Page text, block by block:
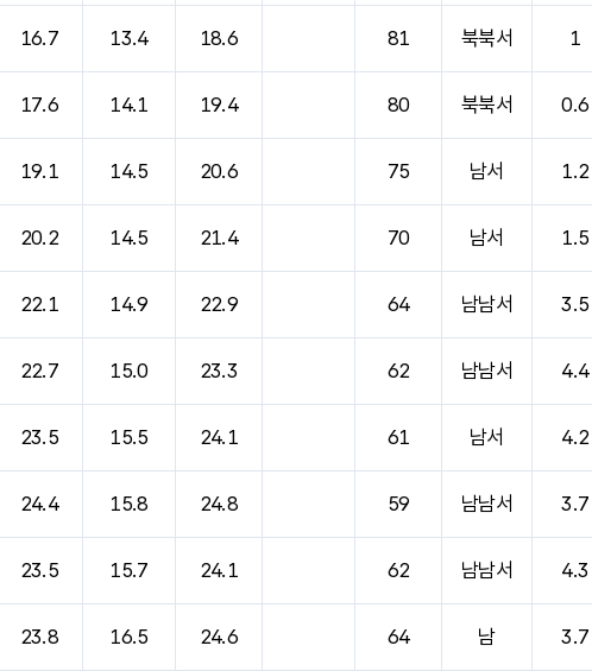
16.7 13.4 18.6 81 북북서 1
17.6 14.1 19.4 80 북북서 0.6
19.1 14.5 20.6 75 남서 1.2
20.2 14.5 21.4 70 남서 1.5
22.1 14.9 22.9 64 남남서 3.5
22.7 15.0 23.3 62 남남서 4.4
23.5 15.5 24.1 61 남서 4.2
24.4 15.8 24.8 59 남남서 3.7
23.5 15.7 24.1 62 남남서 4.3
23.8 16.5 24.6 64 남 3.7